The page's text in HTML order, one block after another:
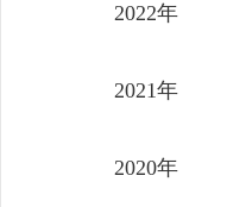
2022年
2021年
2020年